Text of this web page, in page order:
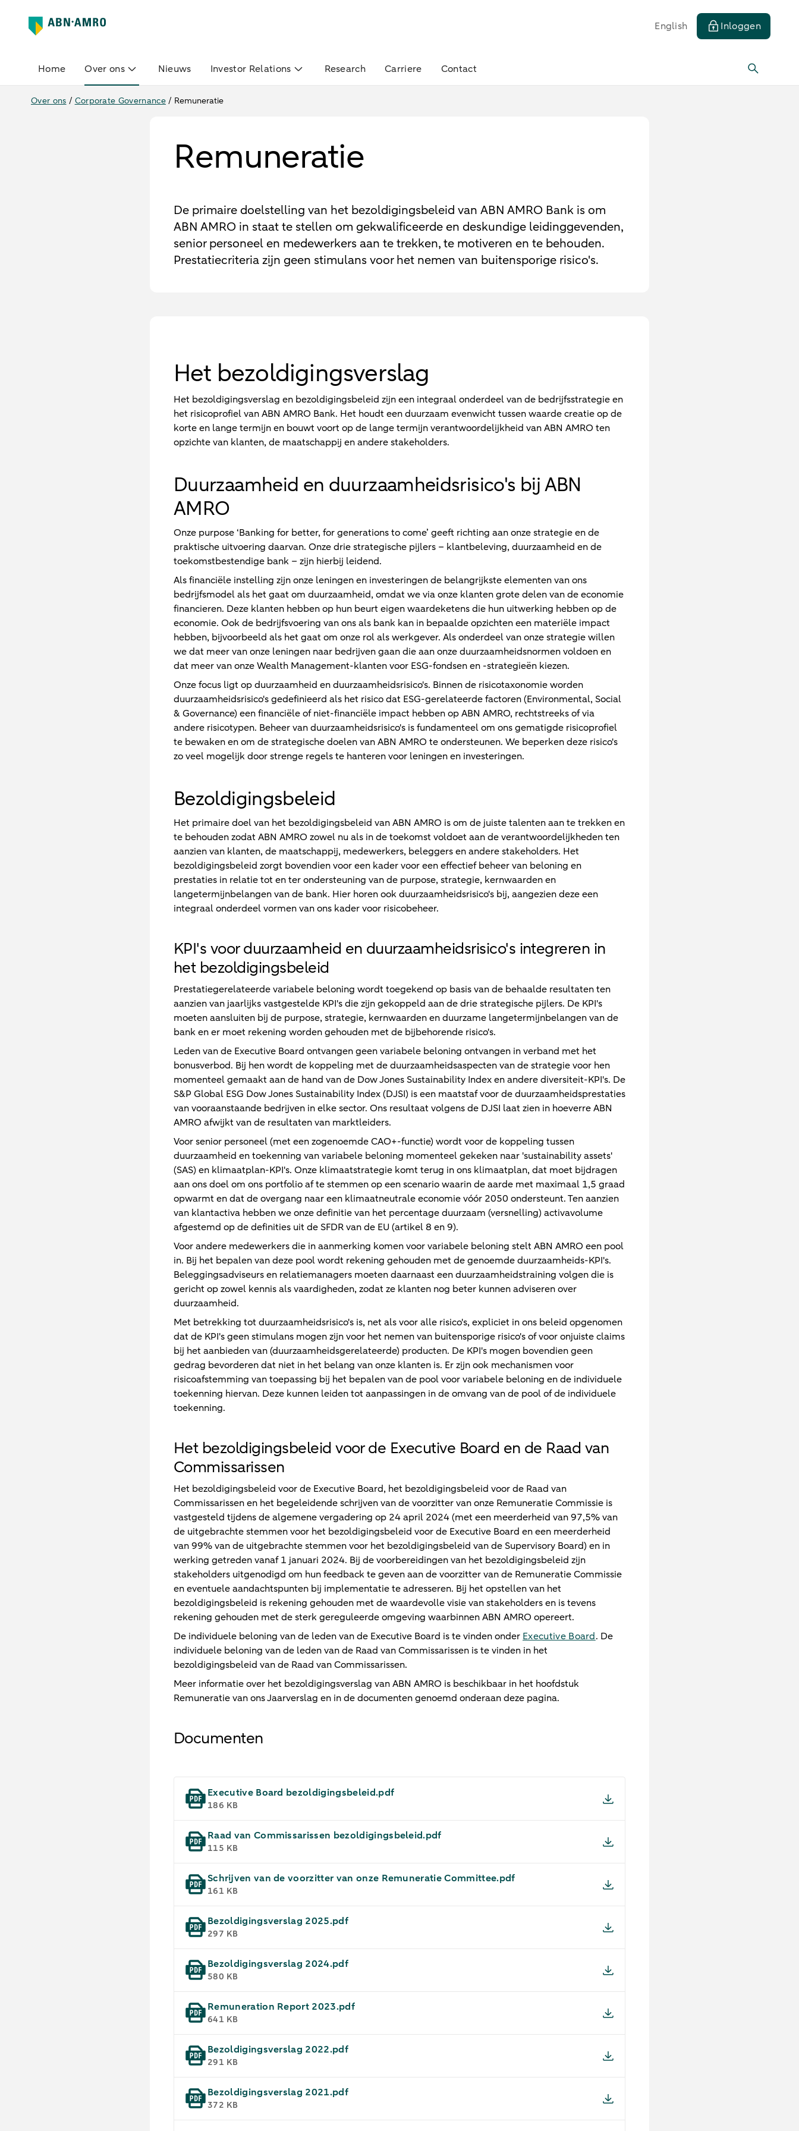
English Inloggen
Home Over ons Nieuws Investor Relations Research Carriere Contact
Over ons / Corporate Governance/ Remuneratie
Remuneratie
De primaire doelstelling van het bezoldigingsbeleid van ABN AMRO Bank is om
ABN AMRO in staat te stellen om gekwalificeerde en deskundige leidinggevenden,
senior personeel en medewerkers aan te trekken, te motiveren en te behouden.
Prestatiecriteria zijn geen stimulans voor het nemen van buitensporige risico's.
Het bezoldigingsverslag
Het bezoldigingsverslag en bezoldigingsbeleid zijn een integraal onderdeel van de bedrijfsstrategie en
het risicoprofiel van ABN AMRO Bank. Het houdt een duurzaam evenwicht tussen waarde creatie op de
korte en lange termijn en bouwt voort op de lange termijn verantwoordelijkheid van ABN AMRO ten
opzichte van klanten, de maatschappij en andere stakeholders.
Duurzaamheid en duurzaamheidsrisico's bij ABN
AMRO
Onze purpose ‘Banking for better, for generations to come’ geeft richting aan onze strategie en de
praktische uitvoering daarvan. Onze drie strategische pijlers – klantbeleving, duurzaamheid en de
toekomstbestendige bank – zijn hierbij leidend.
Als financiële instelling zijn onze leningen en investeringen de belangrijkste elementen van ons
bedrijfsmodel als het gaat om duurzaamheid, omdat we via onze klanten grote delen van de economie
financieren. Deze klanten hebben op hun beurt eigen waardeketens die hun uitwerking hebben op de
economie. Ook de bedrijfsvoering van ons als bank kan in bepaalde opzichten een materiële impact
hebben, bijvoorbeeld als het gaat om onze rol als werkgever. Als onderdeel van onze strategie willen
we dat meer van onze leningen naar bedrijven gaan die aan onze duurzaamheidsnormen voldoen en
dat meer van onze Wealth Management-klanten voor ESG-fondsen en -strategieën kiezen.
Onze focus ligt op duurzaamheid en duurzaamheidsrisico's. Binnen de risicotaxonomie worden
duurzaamheidsrisico's gedefinieerd als het risico dat ESG-gerelateerde factoren (Environmental, Social
& Governance) een financiële of niet-financiële impact hebben op ABN AMRO, rechtstreeks of via
andere risicotypen. Beheer van duurzaamheidsrisico's is fundamenteel om ons gematigde risicoprofiel
te bewaken en om de strategische doelen van ABN AMRO te ondersteunen. We beperken deze risico's
zo veel mogelijk door strenge regels te hanteren voor leningen en investeringen.
Bezoldigingsbeleid
Het primaire doel van het bezoldigingsbeleid van ABN AMRO is om de juiste talenten aan te trekken en
te behouden zodat ABN AMRO zowel nu als in de toekomst voldoet aan de verantwoordelijkheden ten
aanzien van klanten, de maatschappij, medewerkers, beleggers en andere stakeholders. Het
bezoldigingsbeleid zorgt bovendien voor een kader voor een effectief beheer van beloning en
prestaties in relatie tot en ter ondersteuning van de purpose, strategie, kernwaarden en
langetermijnbelangen van de bank. Hier horen ook duurzaamheidsrisico's bij, aangezien deze een
integraal onderdeel vormen van ons kader voor risicobeheer.
KPI's voor duurzaamheid en duurzaamheidsrisico's integreren in
het bezoldigingsbeleid
Prestatiegerelateerde variabele beloning wordt toegekend op basis van de behaalde resultaten ten
aanzien van jaarlijks vastgestelde KPI's die zijn gekoppeld aan de drie strategische pijlers. De KPI's
moeten aansluiten bij de purpose, strategie, kernwaarden en duurzame langetermijnbelangen van de
bank en er moet rekening worden gehouden met de bijbehorende risico's.
Leden van de Executive Board ontvangen geen variabele beloning ontvangen in verband met het
bonusverbod. Bij hen wordt de koppeling met de duurzaamheidsaspecten van de strategie voor hen
momenteel gemaakt aan de hand van de Dow Jones Sustainability Index en andere diversiteit-KPI's. De
S&P Global ESG Dow Jones Sustainability Index (DJSI) is een maatstaf voor de duurzaamheidsprestaties
van vooraanstaande bedrijven in elke sector. Ons resultaat volgens de DJSI laat zien in hoeverre ABN
AMRO afwijkt van de resultaten van marktleiders.
Voor senior personeel (met een zogenoemde CAO+-functie) wordt voor de koppeling tussen
duurzaamheid en toekenning van variabele beloning momenteel gekeken naar 'sustainability assets'
(SAS) en klimaatplan-KPI's. Onze klimaatstrategie komt terug in ons klimaatplan, dat moet bijdragen
aan ons doel om ons portfolio af te stemmen op een scenario waarin de aarde met maximaal 1,5 graad
opwarmt en dat de overgang naar een klimaatneutrale economie vóór 2050 ondersteunt. Ten aanzien
van klantactiva hebben we onze definitie van het percentage duurzaam (versnelling) activavolume
afgestemd op de definities uit de SFDR van de EU (artikel 8 en 9).
Voor andere medewerkers die in aanmerking komen voor variabele beloning stelt ABN AMRO een pool
in. Bij het bepalen van deze pool wordt rekening gehouden met de genoemde duurzaamheids-KPI's.
Beleggingsadviseurs en relatiemanagers moeten daarnaast een duurzaamheidstraining volgen die is
gericht op zowel kennis als vaardigheden, zodat ze klanten nog beter kunnen adviseren over
duurzaamheid.
Met betrekking tot duurzaamheidsrisico's is, net als voor alle risico's, expliciet in ons beleid opgenomen
dat de KPI's geen stimulans mogen zijn voor het nemen van buitensporige risico's of voor onjuiste claims
bij het aanbieden van (duurzaamheidsgerelateerde) producten. De KPI's mogen bovendien geen
gedrag bevorderen dat niet in het belang van onze klanten is. Er zijn ook mechanismen voor
risicoafstemming van toepassing bij het bepalen van de pool voor variabele beloning en de individuele
toekenning hiervan. Deze kunnen leiden tot aanpassingen in de omvang van de pool of de individuele
toekenning.
Het bezoldigingsbeleid voor de Executive Board en de Raad van
Commissarissen
Het bezoldigingsbeleid voor de Executive Board, het bezoldigingsbeleid voor de Raad van
Commissarissen en het begeleidende schrijven van de voorzitter van onze Remuneratie Commissie is
vastgesteld tijdens de algemene vergadering op 24 april 2024 (met een meerderheid van 97,5% van
de uitgebrachte stemmen voor het bezoldigingsbeleid voor de Executive Board en een meerderheid
van 99% van de uitgebrachte stemmen voor het bezoldigingsbeleid van de Supervisory Board) en in
werking getreden vanaf 1 januari 2024. Bij de voorbereidingen van het bezoldigingsbeleid zijn
stakeholders uitgenodigd om hun feedback te geven aan de voorzitter van de Remuneratie Commissie
en eventuele aandachtspunten bij implementatie te adresseren. Bij het opstellen van het
bezoldigingsbeleid is rekening gehouden met de waardevolle visie van stakeholders en is tevens
rekening gehouden met de sterk gereguleerde omgeving waarbinnen ABN AMRO opereert.
De individuele beloning van de leden van de Executive Board is te vinden onder Executive Board. De
individuele beloning van de leden van de Raad van Commissarissen is te vinden in het
bezoldigingsbeleid van de Raad van Commissarissen.
Meer informatie over het bezoldigingsverslag van ABN AMRO is beschikbaar in het hoofdstuk
Remuneratie van ons Jaarverslag en in de documenten genoemd onderaan deze pagina.
Documenten
Executive Board bezoldigingsbeleid​.pdf
186 KB
Raad van Commissarissen bezoldigingsbeleid​.pdf
115 KB
Schrijven van de voorzitter van onze Remuneratie Committee.pdf
161 KB
Bezoldigingsverslag 2025.pdf
297 KB
Bezoldigingsverslag 2024.pdf
580 KB
Remuneration Report 2023.pdf
641 KB
Bezoldigingsverslag 2022.pdf
291 KB
Bezoldigingsverslag 2021.pdf
372 KB